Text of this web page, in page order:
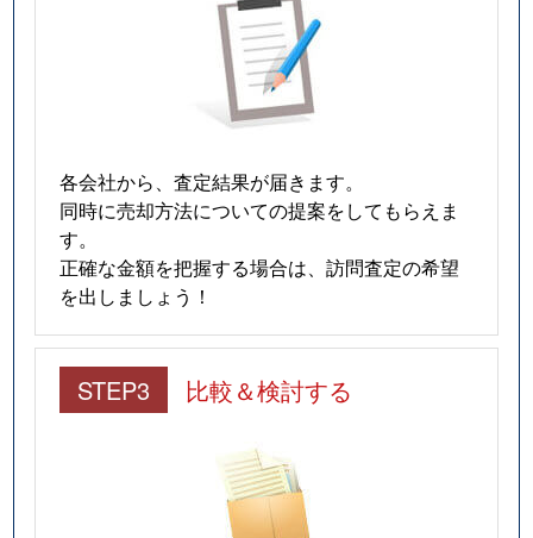
各会社から、査定結果が届きます。
同時に売却方法についての提案をしてもらえま
す。
正確な金額を把握する場合は、訪問査定の希望
を出しましょう！
STEP3 比較＆検討する